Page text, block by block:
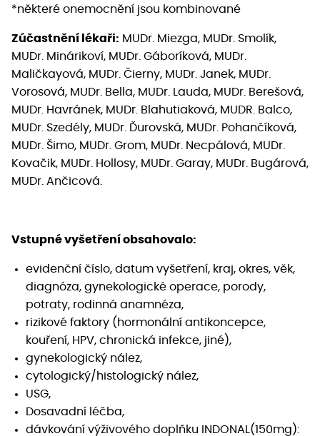
*některé onemocnění jsou kombinované
Zúčastnění lékaři: MUDr. Miezga, MUDr. Smolík,
MUDr. Minárikoví, MUDr. Gáboríková, MUDr.
Maličkayová, MUDr. Čierny, MUDr. Janek, MUDr.
Vorosová, MUDr. Bella, MUDr. Lauda, MUDr. Berešová,
MUDr. Havránek, MUDr. Blahutiaková, MUDR. Balco,
MUDr. Szedély, MUDr. Ďurovská, MUDr. Pohančíková,
MUDr. Šimo, MUDr. Grom, MUDr. Necpálová, MUDr.
Kovačik, MUDr. Hollosy, MUDr. Garay, MUDr. Bugárová,
MUDr. Ančicová.
Vstupné vyšetření obsahovalo:
evidenční číslo, datum vyšetření, kraj, okres, věk,
diagnóza, gynekologické operace, porody,
potraty, rodinná anamnéza,
rizikové faktory (hormonální antikoncepce,
kouření, HPV, chronická infekce, jiné),
gynekologický nález,
cytologický/histologický nález,
USG,
Dosavadní léčba,
dávkování výživového doplňku INDONAL(150mg):